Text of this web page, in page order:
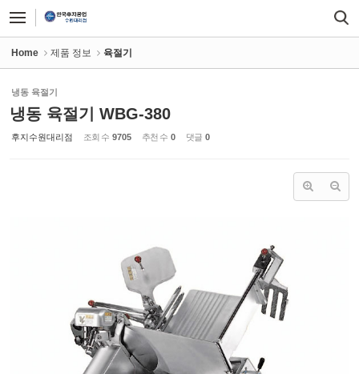
Home 제품 정보 육절기
냉동 육절기
냉동 육절기 WBG-380
후지수원대리점 조회 수 9705 추천 수 0 댓글 0